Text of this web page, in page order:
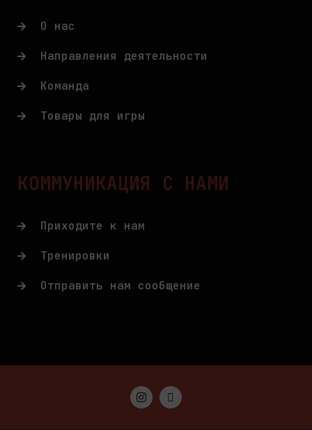
О нас
Направления деятельности
Команда
Товары для игры
КОММУНИКАЦИЯ С НАМИ
Приходите к нам
Тренировки
Отправить нам сообщение